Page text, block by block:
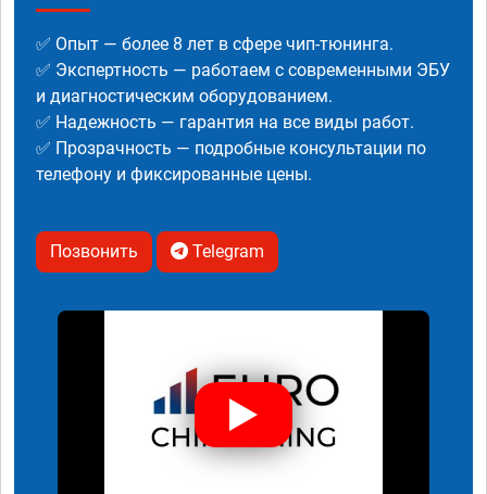
✅ Опыт — более 8 лет в сфере чип-тюнинга.
✅ Экспертность — работаем с современными ЭБУ
и диагностическим оборудованием.
✅ Надежность — гарантия на все виды работ.
✅ Прозрачность — подробные консультации по
телефону и фиксированные цены.
Позвонить Telegram